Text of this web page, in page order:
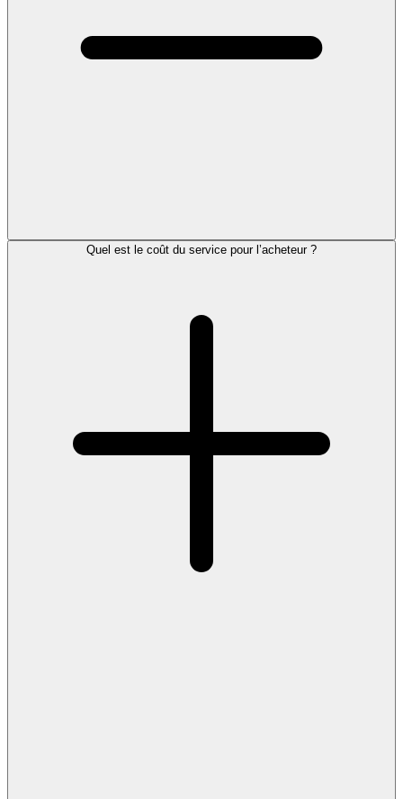
Quel est le coût du service pour l’acheteur ?